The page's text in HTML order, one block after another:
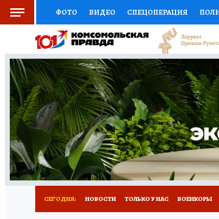
ФОТО ВИДЕО СПЕЦОПЕРАЦИЯ
СОЦПОДДЕРЖКА НАУКА СПОРТ
ВЫБОР ЭКСПЕРТОВ ДОКТОР
КНИЖНАЯ ПОЛКА ПРОГНОЗЫ НА СПОРТ
ПРЕСС-ЦЕНТР НЕДВИЖИМОСТЬ
РАДИО КП РЕКЛАМА ТЕСТЫ НОВОЕ
СЕГОДНЯ: НОВОСТИ ТОЛЬКО У НАС ВОЕНКОРЫ